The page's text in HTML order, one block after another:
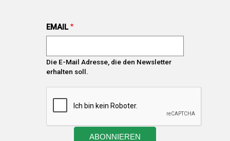
EMAIL
Die E-Mail Adresse, die den Newsletter
erhalten soll.